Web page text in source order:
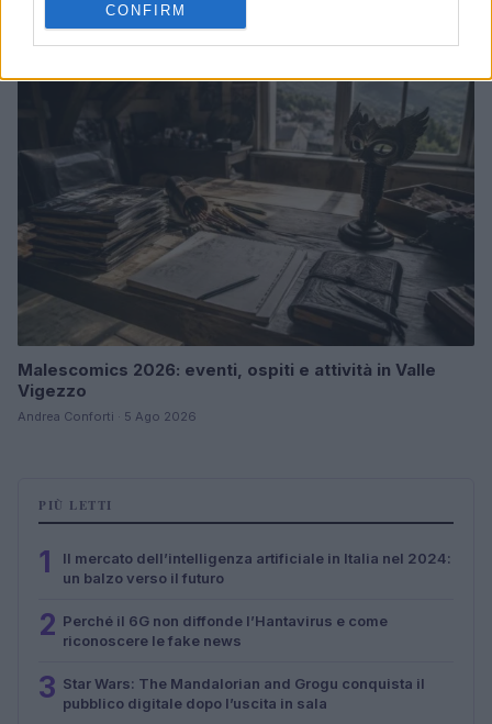
CONFIRM
Andrea Conforti · 6 Ago 2026
Malescomics 2026: eventi, ospiti e attività in Valle
Vigezzo
Andrea Conforti · 5 Ago 2026
PIÙ LETTI
1
Il mercato dell’intelligenza artificiale in Italia nel 2024:
un balzo verso il futuro
2 Perché il 6G non diffonde l’Hantavirus e come
riconoscere le fake news
3 Star Wars: The Mandalorian and Grogu conquista il
pubblico digitale dopo l’uscita in sala